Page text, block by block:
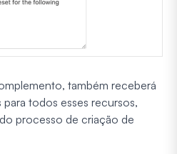
também receberá
todos esses recursos,
processo de criação de